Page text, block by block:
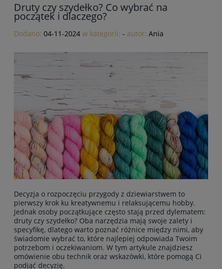
Druty czy szydełko? Co wybrać na
początek i dlaczego?
Dodano: 04-11-2024 w kategorii: - autor: Ania
Decyzja o rozpoczęciu przygody z dziewiarstwem to
pierwszy krok ku kreatywnemu i relaksującemu hobby.
Jednak osoby początkujące często stają przed dylematem:
druty czy szydełko? Oba narzędzia mają swoje zalety i
specyfikę, dlatego warto poznać różnice między nimi, aby
świadomie wybrać to, które najlepiej odpowiada Twoim
potrzebom i oczekiwaniom. W tym artykule znajdziesz
omówienie obu technik oraz wskazówki, które pomogą Ci
podjąć decyzję.